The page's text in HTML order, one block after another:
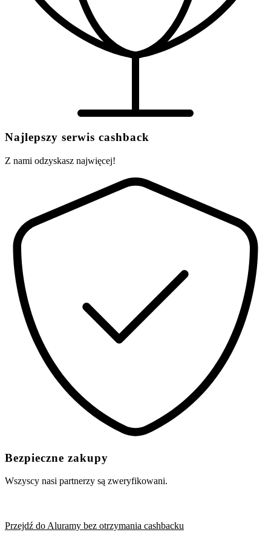
Najlepszy serwis cashback
Z nami odzyskasz najwięcej!
Bezpieczne zakupy
Wszyscy nasi partnerzy są zweryfikowani.
Przejdź do Aluramy bez otrzymania cashbacku